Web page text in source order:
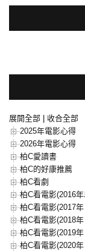
展開全部
收合全部
2025年電影心得
2026年電影心得
柏C愛讀書
柏C的好康推薦
柏C看劇
柏C看電影(2016
柏C看電影(2017
柏C看電影(2018
柏C看電影(2019
柏C看電影(2020